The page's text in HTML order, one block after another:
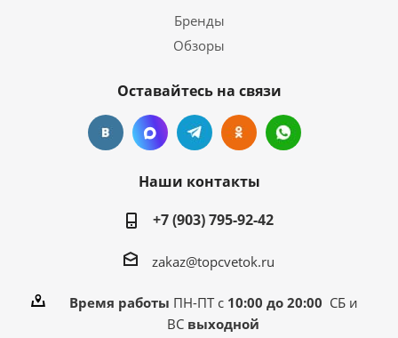
Бренды
Обзоры
Оставайтесь на связи
Наши контакты
+7 (903) 795-92-42
zakaz@topcvetok.ru
Время работы ПН-ПТ с 10:00 до 20:00 СБ и
ВС выходной